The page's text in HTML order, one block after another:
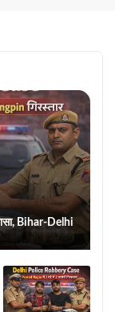
Bihar-Delhi